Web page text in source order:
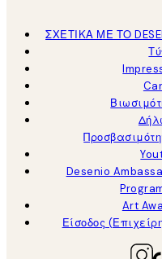
ΣΧΕΤΙΚΑ ΜΕ ΤΟ
Desenio
Art
Είσοδος